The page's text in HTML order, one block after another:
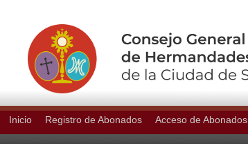
Inicio Registro de Abonados Acceso de Abonados